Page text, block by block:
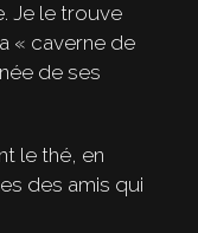
Je le trouve
« caverne de
de ses
le thé, en
des amis qui